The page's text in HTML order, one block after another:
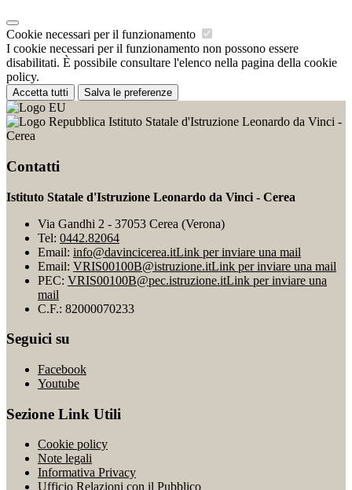
Cookie necessari per il funzionamento
I cookie necessari per il funzionamento non possono essere
disabilitati. È possibile consultare l'elenco nella pagina della cookie
policy.
Accetta tutti Salva le preferenze
Istituto Statale d'Istruzione Leonardo da Vinci -
Cerea
Contatti
Istituto Statale d'Istruzione Leonardo da Vinci - Cerea
Via Gandhi 2 - 37053 Cerea (Verona)
Tel: 0442.82064
Email: info@davincicerea.itLink per inviare una mail
Email: VRIS00100B@istruzione.itLink per inviare una mail
PEC: VRIS00100B@pec.istruzione.itLink per inviare una
mail
C.F.: 82000070233
Seguici su
Facebook
Youtube
Sezione Link Utili
Cookie policy
Note legali
Informativa Privacy
Ufficio Relazioni con il Pubblico